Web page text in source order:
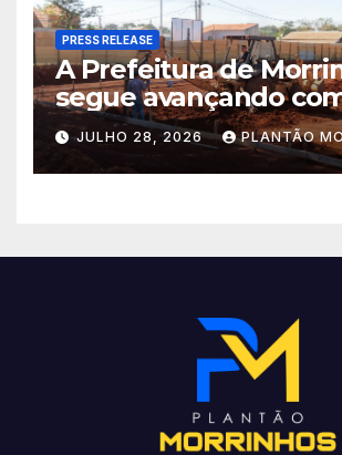
PRESS RELEASE
A Prefeitura de
segue avançando
importantes
no Setor Arca de Noé.
JULHO 28, 2026 PLANTÃO